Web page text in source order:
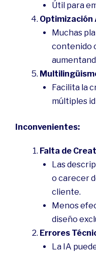
Útil para
Muchas
contenido
Facilita la
múltiples
Inconvenientes:
Falta de
Las
o carecer
cliente.
Menos
diseño
Errores
La IA